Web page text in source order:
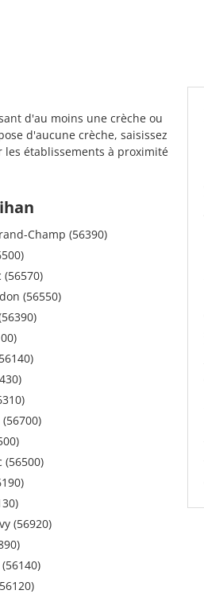
d'au moins une crèche ou
d'aucune crèche, saisissez
établissements à proximité
Champ (56390)
(56550)
(56500)
(56920)